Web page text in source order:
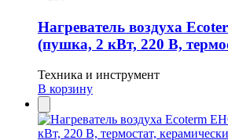
Нагреватель воздуха
(пушка, 2 кВт, 220 В,
Техника и инструмент
В корзину